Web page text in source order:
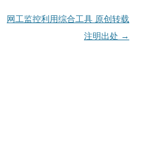
网工监控利用综合工具 原创转载
注明出处 →